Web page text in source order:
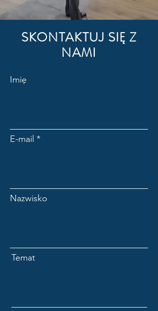
SKONTAKTUJ SIĘ Z
NAMI
Imię
E-mail
Nazwisko
Temat